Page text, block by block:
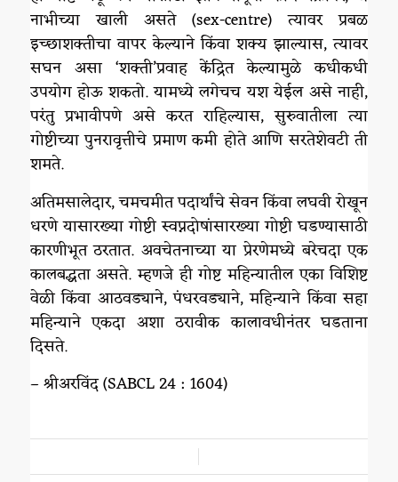
नाभीच्या खाली असते (sex-centre) त्यावर प्रबळ
इच्छाशक्तीचा वापर केल्याने किंवा शक्य झाल्यास, त्यावर
सघन असा ‘शक्ती’प्रवाह केंद्रित केल्यामुळे कधीकधी
उपयोग होऊ शकतो. यामध्ये लगेचच यश येईल असे नाही,
परंतु प्रभावीपणे असे करत राहिल्यास, सुरुवातीला त्या
गोष्टीच्या पुनरावृत्तीचे प्रमाण कमी होते आणि सरतेशेवटी ती
शमते.
अतिमसालेदार, चमचमीत पदार्थांचे सेवन किंवा लघवी रोखून
धरणे यासारख्या गोष्टी स्वप्नदोषांसारख्या गोष्टी घडण्यासाठी
कारणीभूत ठरतात. अवचेतनाच्या या प्रेरणेमध्ये बरेचदा एक
कालबद्धता असते. म्हणजे ही गोष्ट महिन्यातील एका विशिष्ट
वेळी किंवा आठवड्याने, पंधरवड्याने, महिन्याने किंवा सहा
महिन्याने एकदा अशा ठरावीक कालावधीनंतर घडताना
दिसते.
– श्रीअरविंद (SABCL 24 : 1604)